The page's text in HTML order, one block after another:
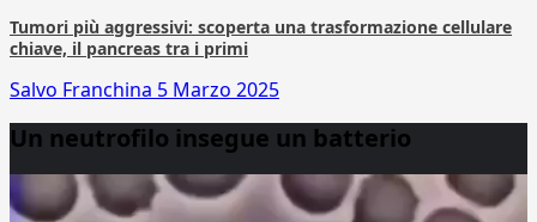
Tumori più aggressivi: scoperta una trasformazione cellulare
chiave, il pancreas tra i primi
Salvo Franchina 5 Marzo 2025
Un neutrofilo insegue un batterio
Player